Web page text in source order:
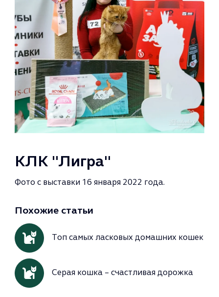
КЛК "Лигра"
Фото с выставки 16 января 2022 года.
Похожие статьи
Топ самых ласковых домашних кошек
Серая кошка – счастливая дорожка